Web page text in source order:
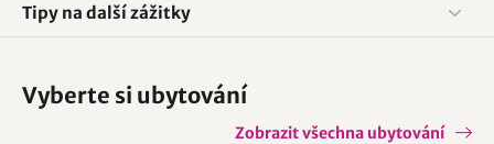
Tipy na další zážitky
Vyberte si ubytování
Zobrazit všechna ubytování